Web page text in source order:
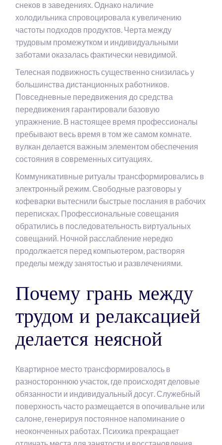
снеков в заведениях. Однако наличие
холодильника спровоцировала к увеличению
частоты подходов продуктов. Черта между
трудовым промежутком и индивидуальными
заботами оказалась фактически невидимой.
Телесная подвижность существенно снизилась у
большинства дистанционных работников.
Повседневные передвижения до средства
передвижения гарантировали базовую
упражнение. В настоящее время профессионалы
пребывают весь время в том же самом комнате.
вулкан делается важным элементом обеспечения
состояния в современных ситуациях.
Коммуникативные ритуалы трансформировались в
электронный режим. Свободные разговоры у
кофеварки вытеснили быстрые послания в рабочих
переписках. Профессиональные совещания
обратились в последовательность виртуальных
совещаний. Ночной расслабление нередко
продолжается перед компьютером, растворяя
пределы между занятостью и развлечениями.
Почему грань между
трудом и релаксацией
делается неясной
Квартирное место трансформировалось в
разностороннюю участок, где происходят деловые
обязанности и индивидуальный досуг. Служебный
поверхность часто размещается в опочивальне или
салоне, генерируя постоянное напоминание о
неоконченных работах. Психика прекращает